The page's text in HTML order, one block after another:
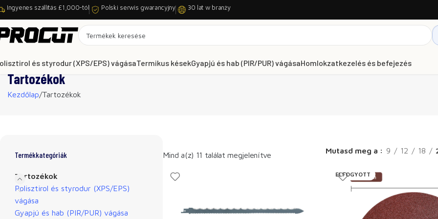
Ingyenes szállítás £1,000-tól Polski serwis gwarancyjny 30 lat w branży
és styrodur (XPS/EPS) vágásaTermikus késekGyapjú és hab (PIR/PUR) vágásaHomlokzatkezelés és befejezés
Tartozékok
Kezdőlap Tartozékok
Termékkategóriák
Tartozékok
Polisztirol és styrodur (XPS/EPS)
vágása
Gyapjú és hab (PIR/PUR) vágása
Mind a(z) 11 találat megjelenítve Mutasd meg a 9 12 18
ELFOGYOTT